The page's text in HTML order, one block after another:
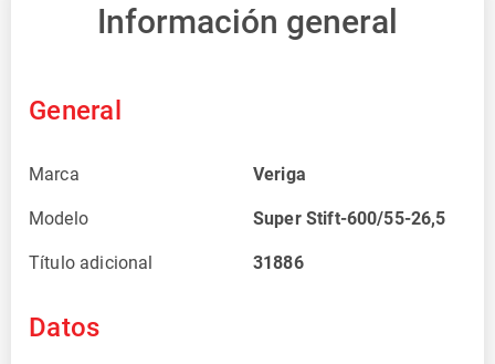
Información general
General
Marca Veriga
Modelo Super Stift-600/55-26,5
Título adicional 31886
Datos